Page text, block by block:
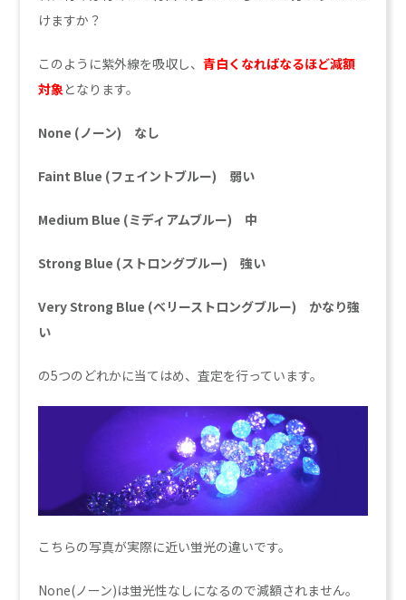
けますか？
このように紫外線を吸収し、青白くなればなるほど減額
対象 となります。
None (ノーン) なし
Faint Blue (フェイントブルー) 弱い
Medium Blue (ミディアムブルー) 中
Strong Blue (ストロングブルー) 強い
Very Strong Blue (べリーストロングブルー) かなり強
い
の5つのどれかに当てはめ、査定を行っています。
こちらの写真が実際に近い蛍光の違いです。
None(ノーン)は蛍光性なしになるので減額されません。